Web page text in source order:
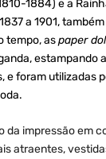
1884) e a
a 1901,
tempo, aspaper
estampando
e foram utilizadas
da impressão em
atraentes,